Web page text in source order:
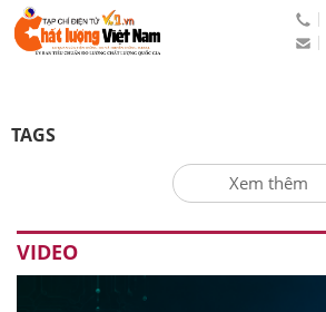
TAGS
Xem thêm
VIDEO